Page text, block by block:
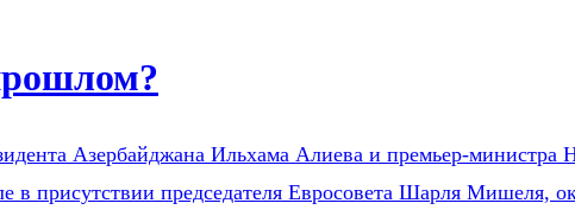
Азербайджана Ильхама Алиева и премьер-
в присутствии председателя Евросовета Шарля Мишеля,